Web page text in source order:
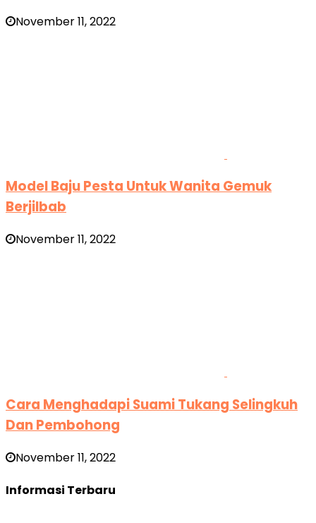
November 11, 2022
Model Baju Pesta Untuk Wanita Gemuk
Berjilbab
November 11, 2022
Cara Menghadapi Suami Tukang Selingkuh
Dan Pembohong
November 11, 2022
Informasi Terbaru